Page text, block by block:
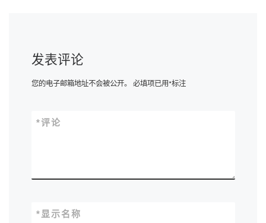
发表评论
您的电子邮箱地址不会被公开。 必填项已用*标注
评论
*
显示名称
*